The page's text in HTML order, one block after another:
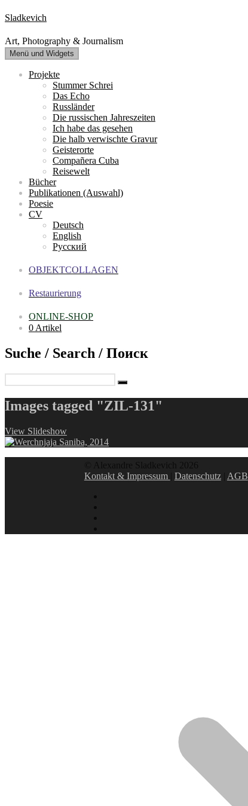
Zum
Inhalt
springen
Sladkevich
Art, Photography & Journalism
Menü und Widgets
Projekte
Stummer Schrei
Das Echo
Russländer
Die russischen Jahreszeiten
Ich habe das gesehen
Die halb verwischte Gravur
Geisterorte
Compañera Cuba
Reisewelt
Bücher
Publikationen (Auswahl)
Poesie
CV
Deutsch
English
Русский
OBJEKTCOLLAGEN
Restaurierung
ONLINE-SHOP
0 Artikel
Suche / Search / Поиск
Images tagged "ZIL-131"
View Slideshow
Kontakt & Impressum
Datenschutz| AGB